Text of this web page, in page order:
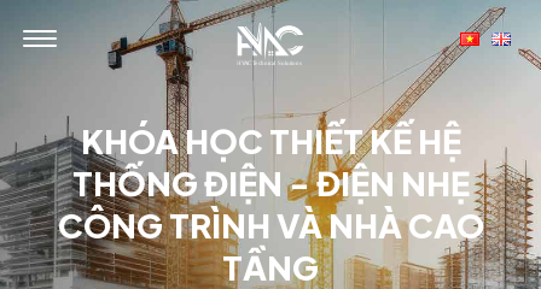
KHÓA HỌC THIẾT KẾ HỆ
THỐNG ĐIỆN - ĐIỆN NHẸ
CÔNG TRÌNH VÀ NHÀ CAO
TẦNG